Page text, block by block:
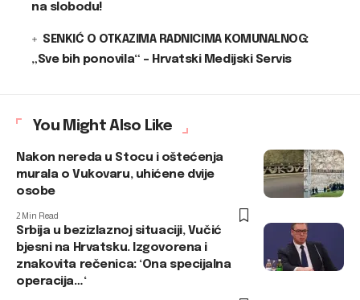
na slobodu!
SENKIĆ O OTKAZIMA RADNICIMA KOMUNALNOG:
„Sve bih ponovila“ – Hrvatski Medijski Servis
You Might Also Like
Nakon nereda u Stocu i oštećenja
murala o Vukovaru, uhićene dvije
osobe
2 Min Read
Srbija u bezizlaznoj situaciji, Vučić
bjesni na Hrvatsku. Izgovorena i
znakovita rečenica: ‘Ona specijalna
operacija…‘